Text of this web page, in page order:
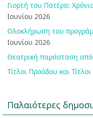
Γιορτή του Πατέρα:
Ιουνίου 2026
Ολοκλήρωση του
Ιουνίου 2026
Θεατρική παράσταση
Τίτλοι Προόδου και
Παλαιότερες